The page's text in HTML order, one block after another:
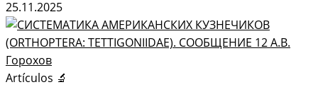
25.11.2025
Artículos 🔬